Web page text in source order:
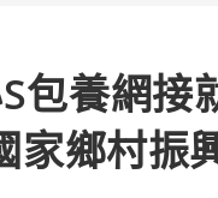
包養網接
家鄉村振